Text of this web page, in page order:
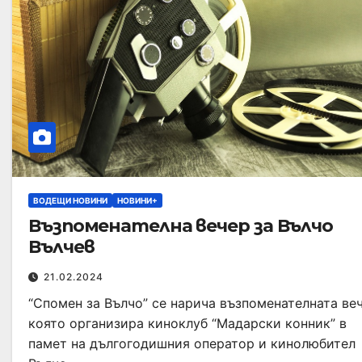
ВОДЕЩИ НОВИНИ НОВИНИ+
Възпоменателна вечер за Вълчо
Вълчев
21.02.2024
“Спомен за Вълчо” се нарича възпоменателната
която организира киноклуб “Мадарски конник” в
памет на дългогодишния оператор и кинолюбител